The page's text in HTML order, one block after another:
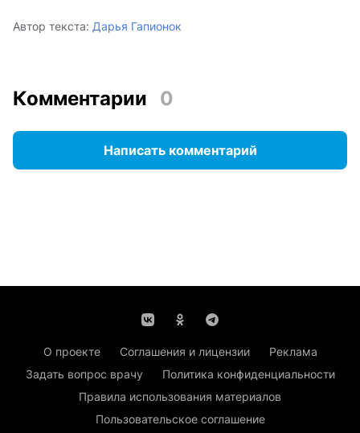
Автор текста: Дарья Гапионок
Комментарии 0
Написать комментарий
О проекте Соглашения и лицензии
Реклама
Задать вопрос врачу
Политика конфиденциальности
Правила использования материалов
Пользовательское соглашение